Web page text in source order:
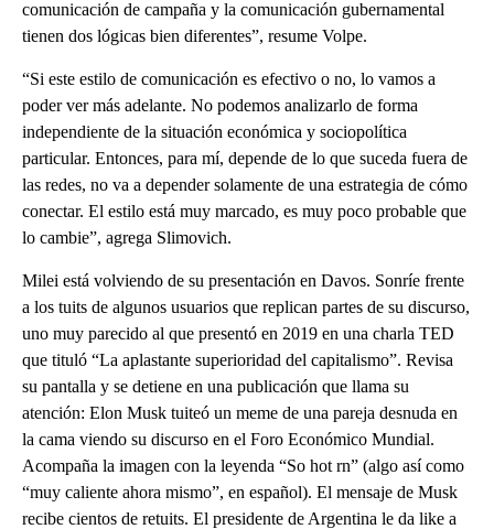
comunicación de campaña y la comunicación gubernamental
tienen dos lógicas bien diferentes”, resume Volpe.
“Si este estilo de comunicación es efectivo o no, lo vamos a
poder ver más adelante. No podemos analizarlo de forma
independiente de la situación económica y sociopolítica
particular. Entonces, para mí, depende de lo que suceda fuera de
las redes, no va a depender solamente de una estrategia de cómo
conectar. El estilo está muy marcado, es muy poco probable que
lo cambie”, agrega Slimovich.
Milei está volviendo de su presentación en Davos. Sonríe frente
a los tuits de algunos usuarios que replican partes de su discurso,
uno muy parecido al que presentó en 2019 en una charla TED
que tituló “La aplastante superioridad del capitalismo”. Revisa
su pantalla y se detiene en una publicación que llama su
atención: Elon Musk tuiteó un meme de una pareja desnuda en
la cama viendo su discurso en el Foro Económico Mundial.
Acompaña la imagen con la leyenda “So hot rn” (algo así como
“muy caliente ahora mismo”, en español). El mensaje de Musk
recibe cientos de retuits. El presidente de Argentina le da like a